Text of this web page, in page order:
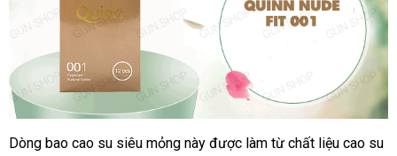
Bao
Dòng bao cao su siêu mỏng này kiểm
được làm từ chất liệu cao su